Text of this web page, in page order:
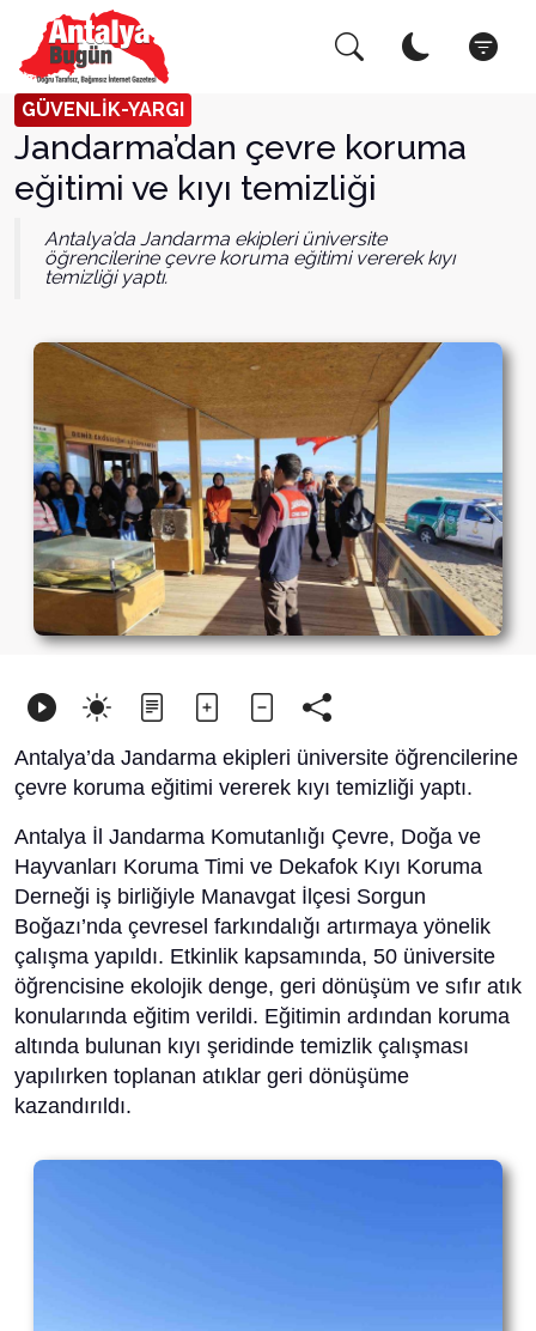
GÜVENLİK-YARGI
Jandarma’dan çevre koruma
eğitimi ve kıyı temizliği
Antalya’da Jandarma ekipleri üniversite
öğrencilerine çevre koruma eğitimi vererek kıyı
temizliği yaptı.
Antalya’da Jandarma ekipleri üniversite öğrencilerine
çevre koruma eğitimi vererek kıyı temizliği yaptı.
Antalya İl Jandarma Komutanlığı Çevre, Doğa ve
Hayvanları Koruma Timi ve Dekafok Kıyı Koruma
Derneği iş birliğiyle Manavgat İlçesi Sorgun
Boğazı’nda çevresel farkındalığı artırmaya yönelik
çalışma yapıldı. Etkinlik kapsamında, 50 üniversite
öğrencisine ekolojik denge, geri dönüşüm ve sıfır atık
konularında eğitim verildi. Eğitimin ardından koruma
altında bulunan kıyı şeridinde temizlik çalışması
yapılırken toplanan atıklar geri dönüşüme
kazandırıldı.
Arama Yap! Kapat